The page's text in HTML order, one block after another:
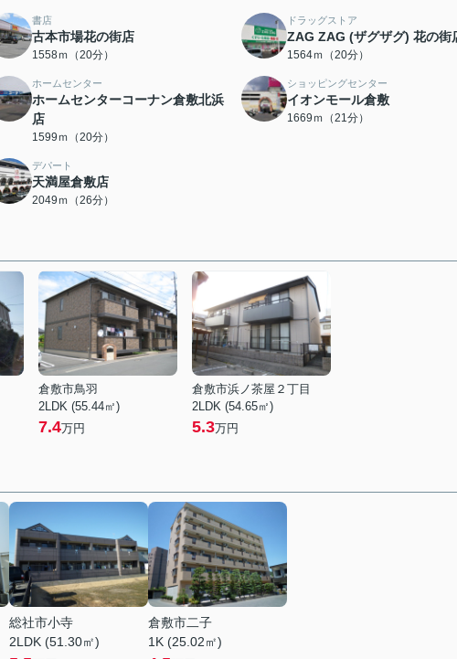
書店
古本市場花の街店
1558ｍ（20分）
ドラッグストア
ZAG ZAG (ザグザグ) 花の街
1564ｍ（20分）
ホームセンター
ホームセンターコーナン倉敷北浜
店
1599ｍ（20分）
ショッピングセンター
イオンモール倉敷
1669ｍ（21分）
デパート
天満屋倉敷店
2049ｍ（26分）
倉敷市鳥羽
2LDK (55.44㎡)
7.4万円
倉敷市浜ノ茶屋２丁目
2LDK (54.65㎡)
5.3万円
総社市小寺
2LDK (51.30㎡)
倉敷市二子
1K (25.02㎡)